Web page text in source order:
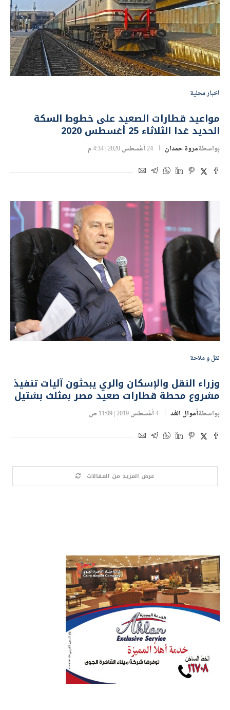
اخبار محلية
مواعيد قطارات الصعيد على خطوط السكة
الحديد غدا الثلاثاء 25 أغسطس 2020
بواسطةمروة حمدان 24 أغسطس 2020 | 4:34 م
نقل و ملاحة
وزراء النقل والإسكان والري يبحثون آليات تنفيذ
مشروع محطة قطارات صعيد مصر بمثلث بشتيل
بواسطةأموال الغد 4 أغسطس 2019 | 11:09 ص
عرض المزيد من المقالات